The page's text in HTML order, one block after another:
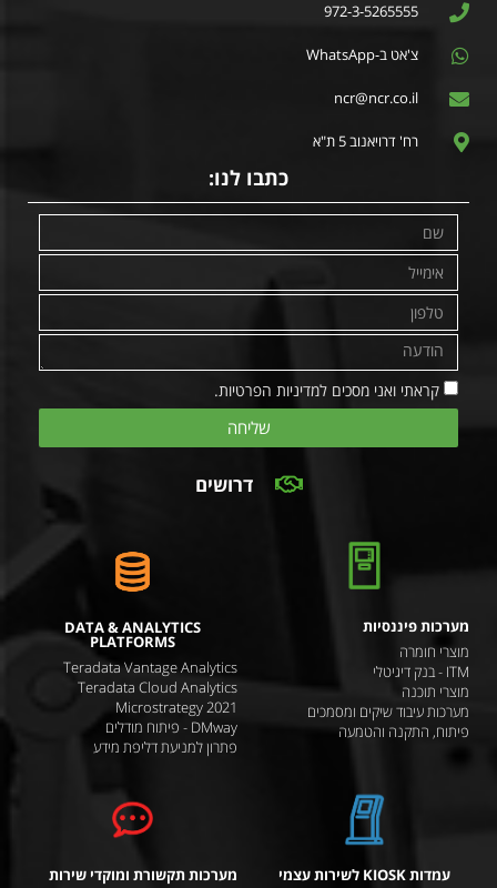
972-3-5265555
צ'אט ב-WhatsApp
ncr@ncr.co.il
רח' דרויאנוב 5 ת"א
כתבו לנו:
קראתי ואני מסכים למדיניות הפרטיות.
שליחה
דרושים
מערכות פיננסיות
מוצרי חומרה
ITM - בנק דיגיטלי
מוצרי תוכנה
מערכות עיבוד שיקים ומסמכים
פיתוח, התקנה והטמעה
DATA & ANALYTICS
PLATFORMS
Teradata Vantage Analytics
Teradata Cloud Analytics
Microstrategy 2021
DMway - פיתוח מודלים
פתרון למניעת דליפת מידע
עמדות KIOSK לשירות עצמי
מערכות תקשורת ומוקדי שירות